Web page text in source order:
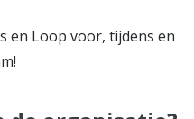
en Loop voor, tijdens en